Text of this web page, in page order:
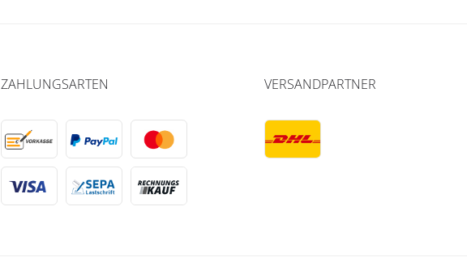
ZAHLUNGSARTEN VERSANDPARTNER